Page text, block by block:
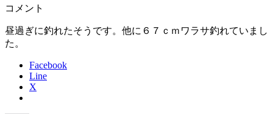
コメント
昼過ぎに釣れたそうです。他に６７ｃｍワラサ釣れていまし
た。
Facebook
Line
X